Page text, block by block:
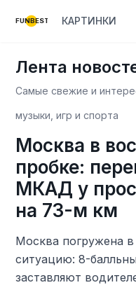
FUNBEST КАРТИНКИ
Лента
Самые свежие и
музыки, игр и спорта
Москва в
пробке:
МКАД у
на 73-м км
Москва погружена
ситуацию: 8-
заставляют